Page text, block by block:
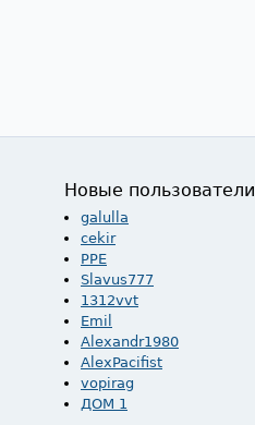
Новые пользователи
galulla
cekir
PPE
Slavus777
1312vvt
Emil
Alexandr1980
AlexPacifist
vopirag
ДОМ 1